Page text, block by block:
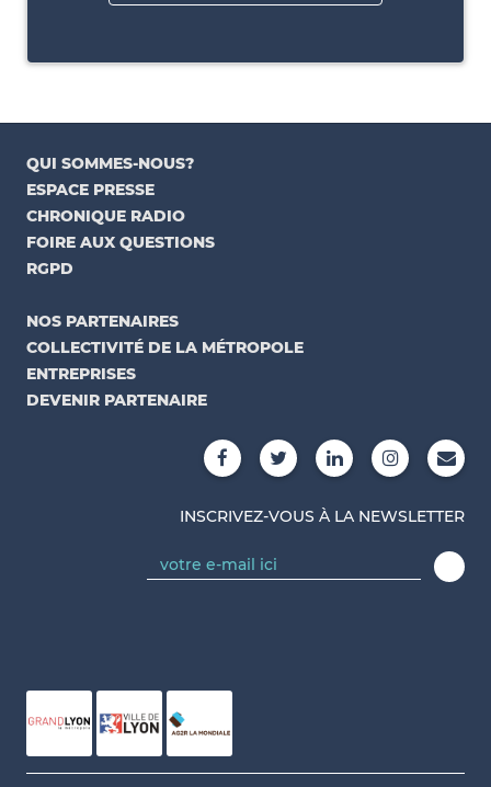
QUI SOMMES-NOUS?
ESPACE PRESSE
CHRONIQUE RADIO
FOIRE AUX QUESTIONS
RGPD
NOS PARTENAIRES
COLLECTIVITÉ DE LA MÉTROPOLE
ENTREPRISES
DEVENIR PARTENAIRE
INSCRIVEZ-VOUS À LA NEWSLETTER